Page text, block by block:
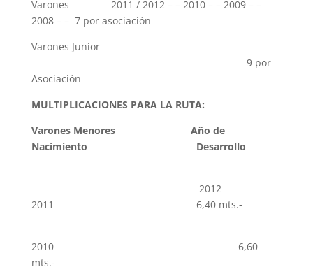
Varones 2011 / 2012 – – 2010 – – 2009 – –
2008 – – 7 por asociación
Varones Junior
9 por
Asociación
MULTIPLICACIONES PARA LA RUTA:
Varones Menores Año de
Nacimiento Desarrollo
2012
2011 6,40 mts.-
2010 6,60
mts.-